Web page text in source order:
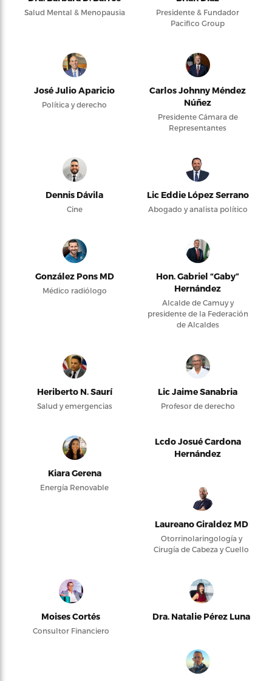
Salud Mental & Menopausia
Presidente & Fundador
Pacifico Group
José Julio Aparicio
Política y derecho
Carlos Johnny Méndez
Núñez
Presidente Cámara de
Representantes
Dennis Dávila
Cine
Lic Eddie López Serrano
Abogado y analista político
González Pons MD
Médico radiólogo
Hon. Gabriel “Gaby”
Hernández
Alcalde de Camuy y
presidente de la Federación
de Alcaldes
Heriberto N. Saurí
Salud y emergencias
Lic Jaime Sanabria
Profesor de derecho
Kiara Gerena
Energía Renovable
Lcdo Josué Cardona
Hernández
Laureano Giraldez MD
Otorrinolaringología y
Cirugía de Cabeza y Cuello
Moises Cortés
Consultor Financiero
Dra. Natalie Pérez Luna